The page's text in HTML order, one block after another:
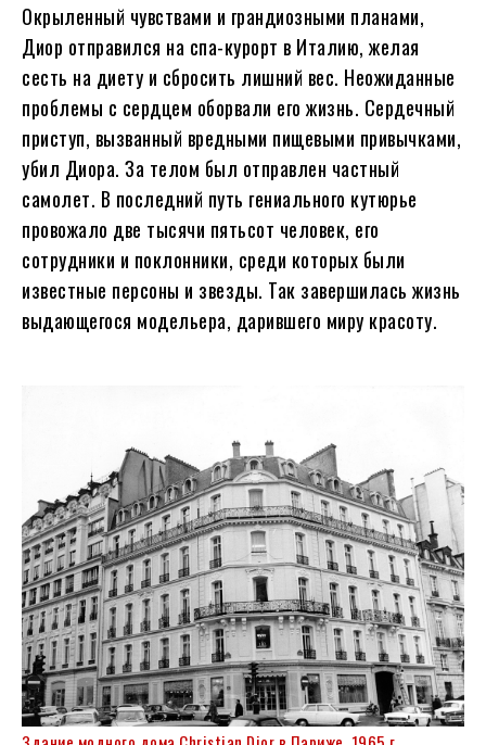
Окрыленный чувствами и грандиозными планами,
Диор отправился на спа-курорт в Италию, желая
сесть на диету и сбросить лишний вес. Неожиданные
проблемы с сердцем оборвали его жизнь. Сердечный
приступ, вызванный вредными пищевыми привычками,
убил Диора. За телом был отправлен частный
самолет. В последний путь гениального кутюрье
провожало две тысячи пятьсот человек, его
сотрудники и поклонники, среди которых были
известные персоны и звезды. Так завершилась жизнь
выдающегося модельера, дарившего миру красоту.